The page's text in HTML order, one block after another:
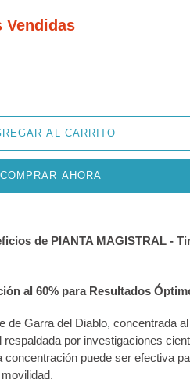
Vendidas
AL CARRITO
COMPRAR AHORA
de PIANTA MAGISTRAL -
al 60% para Resultados
de Garra del Diablo, concentrada
respaldada por investigaciones
concentración puede ser efectiva